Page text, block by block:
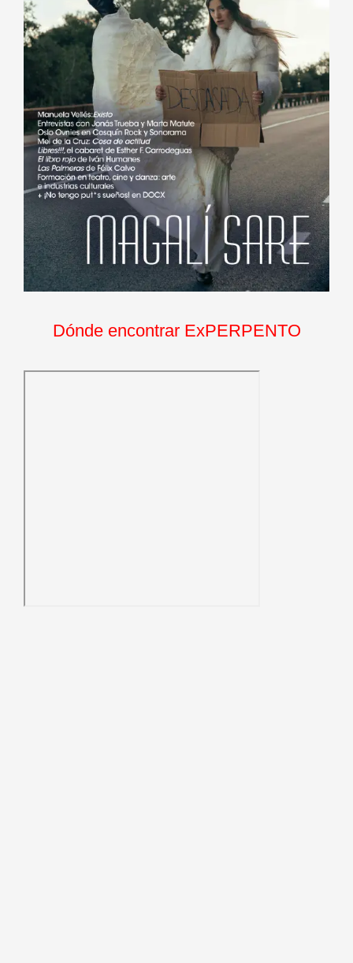
Dónde encontrar ExPERPENTO